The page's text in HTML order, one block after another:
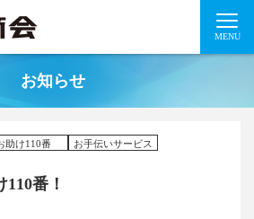
MENU
お知らせ
助け110番
お手伝いサービス
番！